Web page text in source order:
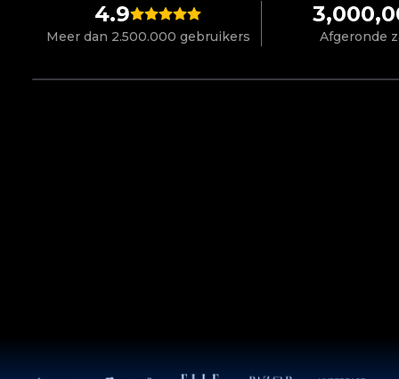
4.9
Meer dan 2.500.000 gebruikers Afgeronde